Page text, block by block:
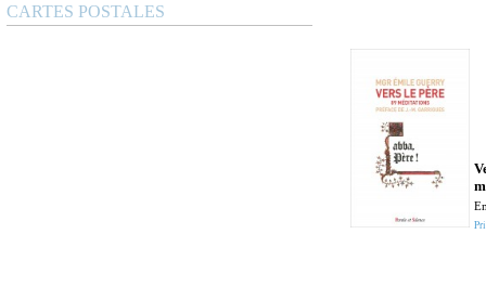
CARTES POSTALES